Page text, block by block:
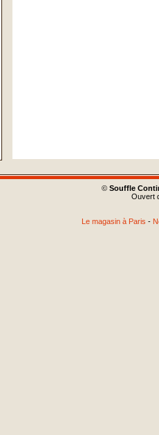
© Souffle
Ouvert
Le magasin à Paris -